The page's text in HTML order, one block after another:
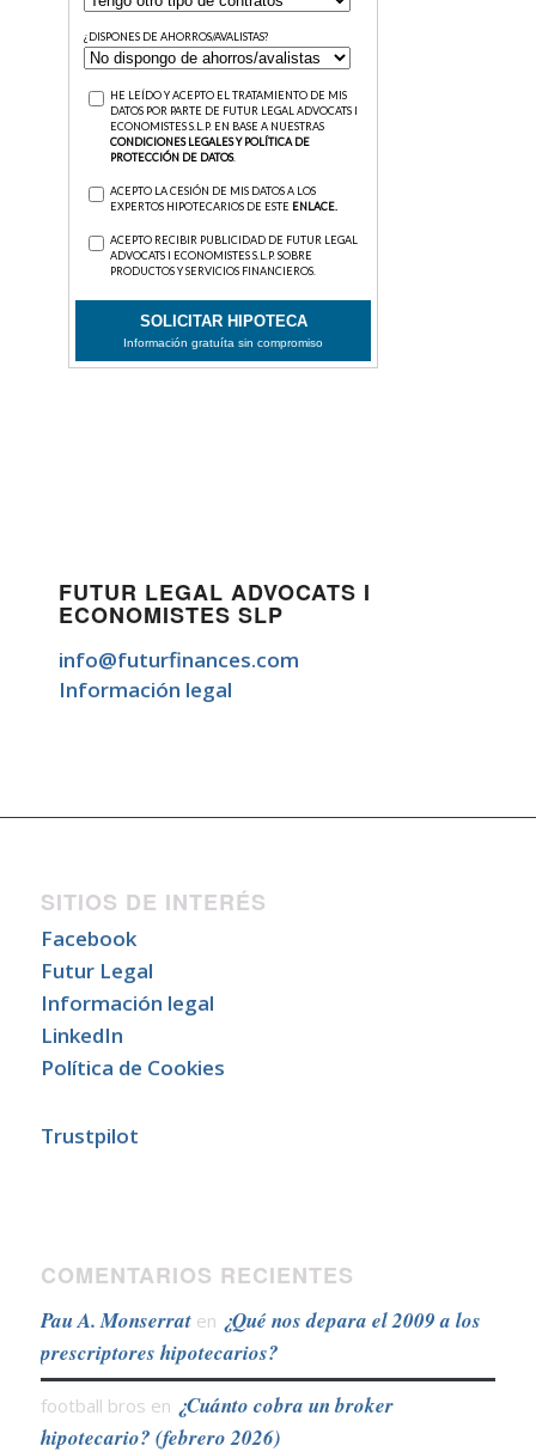
FUTUR LEGAL ADVOCATS I
ECONOMISTES SLP
info@futurfinances.com
Información legal
SITIOS DE INTERÉS
Facebook
Futur Legal
Información legal
LinkedIn
Política de Cookies
Trustpilot
COMENTARIOS RECIENTES
Pau A. Monserraten ¿Qué nos depara el 2009 a los
prescriptores hipotecarios?
football bros en ¿Cuánto cobra un broker
hipotecario? (febrero 2026)